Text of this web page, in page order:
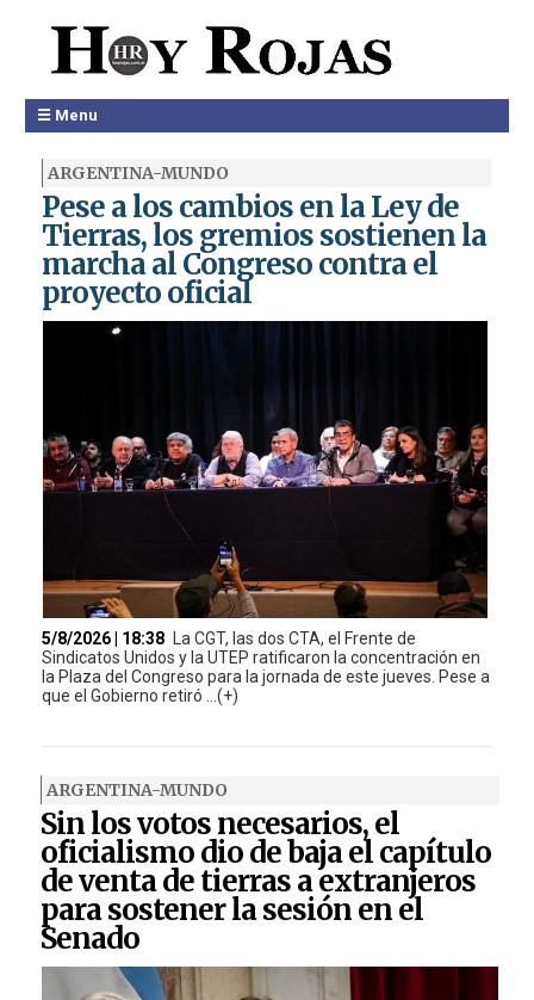
☰ Menu
ARGENTINA-MUNDO
Pese a los cambios en la Ley de
Tierras, los gremios sostienen la
marcha al Congreso contra el
proyecto oficial
5/8/2026 | 18:38
La CGT, las dos CTA, el Frente de
Sindicatos Unidos y la UTEP ratificaron la concentración en
la Plaza del Congreso para la jornada de este jueves. Pese a
que el Gobierno retiró ...(+)
ARGENTINA-MUNDO
Sin los votos necesarios, el
oficialismo dio de baja el capítulo
de venta de tierras a extranjeros
para sostener la sesión en el
Senado